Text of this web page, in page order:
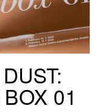
01